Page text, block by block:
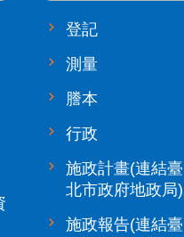
登記
測量
謄本
行政
施政計畫(連結臺
北市政府地政局)
施政報告(連結臺